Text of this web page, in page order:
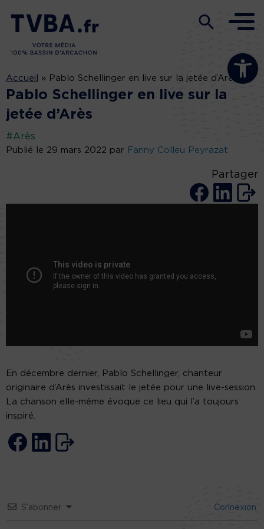
Ouvrir la
Accueil » Pablo Schellinger en live sur la jetée d’Arès
Pablo Schellinger en live sur la
jetée d’Arès
#Arès
Publié le 29 mars 2022 par Fanny Colleu Peyrazat
Partager
En décembre dernier, Pablo Schellinger, chanteur
originaire d’Arès investissait le jetée pour une live-session.
La chanson elle-même évoque ce lieu qui l’a toujours
inspiré.
S’abonner Connexion